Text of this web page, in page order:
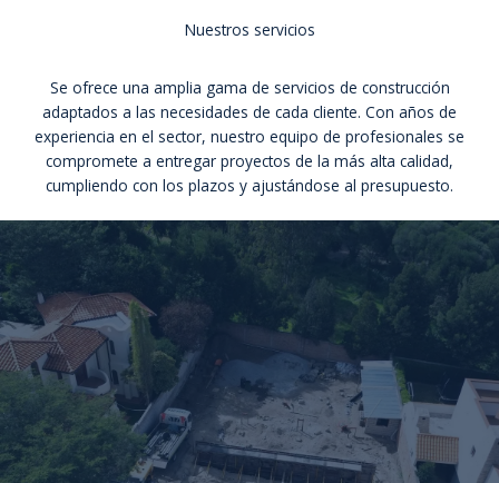
Nuestros servicios
Se ofrece una amplia gama de servicios de construcción
adaptados a las necesidades de cada cliente. Con años de
experiencia en el sector, nuestro equipo de profesionales se
compromete a entregar proyectos de la más alta calidad,
cumpliendo con los plazos y ajustándose al presupuesto.